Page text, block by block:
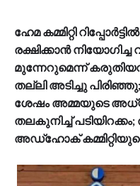
ഹേമ കമ്മിറ്റി
രക്ഷിക്കാന്‍
മുന്നേറുമെന്ന്
തല്ലി അടിച്ചു
ശേഷം അമ്മയുടെ
തലകുനിച്ച്
അഡ്‌ഹോക്